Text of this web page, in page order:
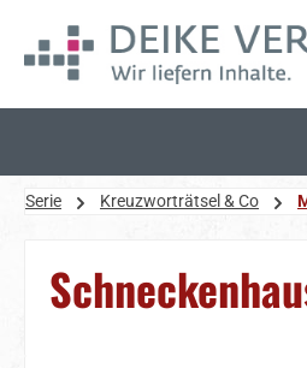
Hauptinhalt springen
Zur Suche springen
Zur Hauptnavigation springen
Serie Kreuzworträtsel & Co